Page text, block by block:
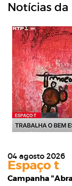
Notícias
04 agosto 2026
Espaço t
Campanha